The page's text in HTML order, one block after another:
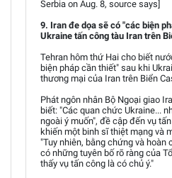
Serbia on Aug. 8, source says]
9. Iran đe dọa sẽ có "các biện
Ukraine tấn công tàu Iran trên
Tehran hôm thứ Hai cho biết
biện pháp cần thiết" sau khi
thương mại của Iran trên Biển
Phát ngôn nhân Bộ Ngoại giao
biết: "Các quan chức Ukraine...
ngoài ý muốn", đề cập đến vụ
khiến một binh sĩ thiệt mạng và
"Tuy nhiên, bằng chứng và hoàn
có những tuyên bố rõ ràng của
thấy vụ tấn công là có chủ ý."